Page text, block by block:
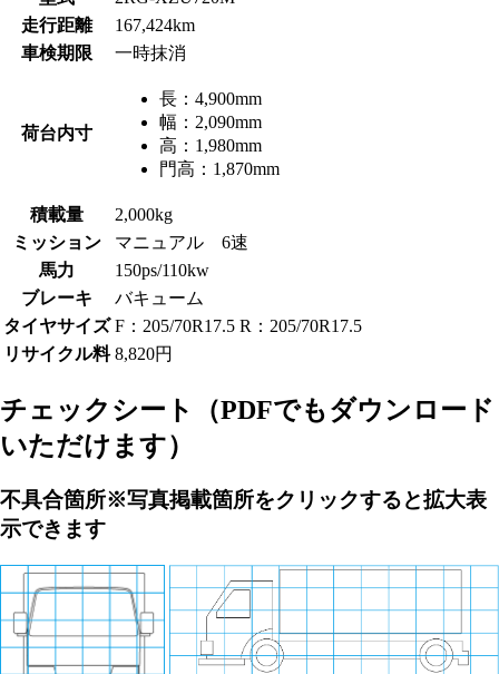
走行距離
167,424km
車検期限
一時抹消
荷台内寸
長： 4,900mm
幅： 2,090mm
高： 1,980mm
門高： 1,870mm
積載量
2,000kg
ミッション
マニュアル 6速
馬力
150ps/110kw
ブレーキ
バキューム
タイヤサイズ F：205/70R17.5 R：205/70R17.5
リサイクル料 8,820円
チェックシート
（PDFでもダウンロード
いただけます）
不具合箇所※写真掲載箇所をクリックすると拡大表
示できます